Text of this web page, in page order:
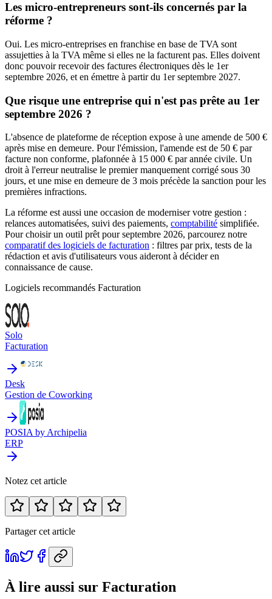
Les micro-entrepreneurs sont-ils concernés par la
réforme ?
Oui. Les micro-entreprises en franchise en base de TVA sont
assujetties à la TVA même si elles ne la facturent pas. Elles doivent
donc pouvoir recevoir des factures électroniques dès le 1er
septembre 2026, et en émettre à partir du 1er septembre 2027.
Que risque une entreprise qui n'est pas prête au 1er
septembre 2026 ?
L'absence de plateforme de réception expose à une amende de 500 €
après mise en demeure. Pour l'émission, l'amende est de 50 € par
facture non conforme, plafonnée à 15 000 € par année civile. Un
droit à l'erreur neutralise le premier manquement corrigé sous 30
jours, et une mise en demeure de 3 mois précède la sanction pour les
premières infractions.
La réforme est aussi une occasion de moderniser votre gestion :
relances automatisées, suivi des paiements, comptabilité simplifiée.
Pour choisir un outil prêt pour septembre 2026, parcourez notre
comparatif des logiciels de facturation : filtres par prix, tests de la
rédaction et avis d'utilisateurs vous aideront à décider en
connaissance de cause.
Logiciels recommandés Facturation
Solo
Facturation
Desk
Gestion de Coworking
POSIA by Archipelia
ERP
Notez cet article
Partager cet article
À lire aussi sur Facturation